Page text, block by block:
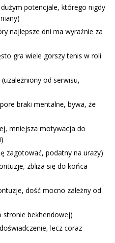
potencjale, którego nigdy
najlepsze dni ma wyraźnie za
gra wiele gorszy tenis w roli
od serwisu,
braki mentalne, bywa, że
mniejsza motywacja do
zagotować, podatny na urazy)
zbliża się do końca
dość mocno zależny od
stronie bekhendowej)
lecz coraz